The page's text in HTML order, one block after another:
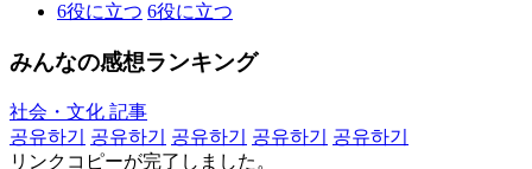
6役に立つ 6役に立つ
みんなの感想ランキング
社会・文化 記事
공유하기
공유하기 공유하기 공유하기
공유하기
リンクコピーが完了しました。